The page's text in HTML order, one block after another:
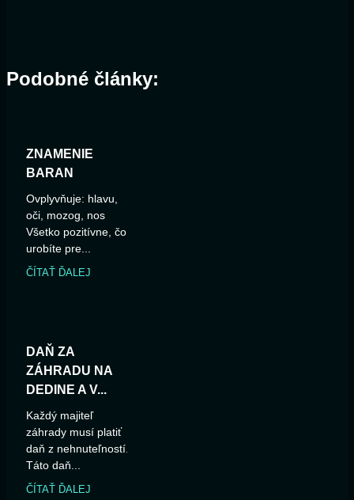
Podobné články:
ZNAMENIE
BARAN
Ovplyvňuje: hlavu,
oči, mozog, nos
Všetko pozitívne, čo
urobíte pre...
ČÍTAŤ ĎALEJ
DAŇ ZA
ZÁHRADU NA
DEDINE A V...
Každý majiteľ
záhrady musí platiť
daň z nehnuteľností.
Táto daň...
ČÍTAŤ ĎALEJ